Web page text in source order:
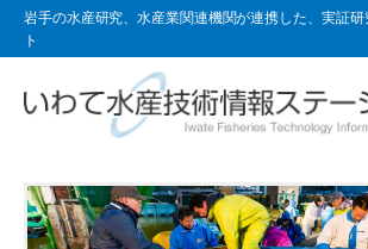
岩手の水産研究、水産業関連機関が連携した、実証
ト